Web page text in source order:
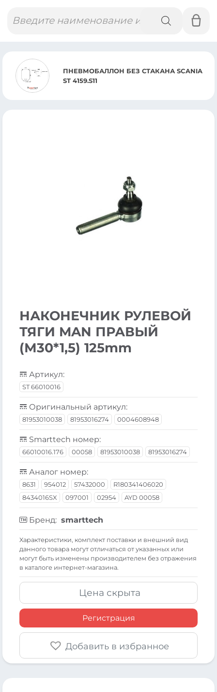
товаров
ПНЕВМОБАЛЛОН БЕЗ СТАКАНА SCANIA
ST 4159.S11
НАКОНЕЧНИК РУЛЕВОЙ
ТЯГИ MAN ПРАВЫЙ
(М30*1,5) 125mm
Артикул:
ST 66010016
Оригинальный артикул:
81953010038 81953016274 0004608948
Smarttech номер:
66010016.176 00058 81953010038 81953016274
Аналог номер:
8631 954012 57432000
R180341406020
8434016SX
097001 02954 AYD 00058
Бренд: smarttech
Xарактеристики, комплект поставки и внешний вид
данного товара могут отличаться от указанных или
могут быть изменены производителем без отражения
в каталоге интернет-магазина.
Цена скрыта
Регистрация
Добавить в избранное